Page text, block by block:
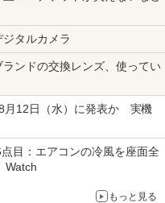
ジタルカメラ
ンドの交換レンズ、使ってい
月12日（水）に発表か 実機
目：エアコンの冷風を座面全
Watch
もっと見る